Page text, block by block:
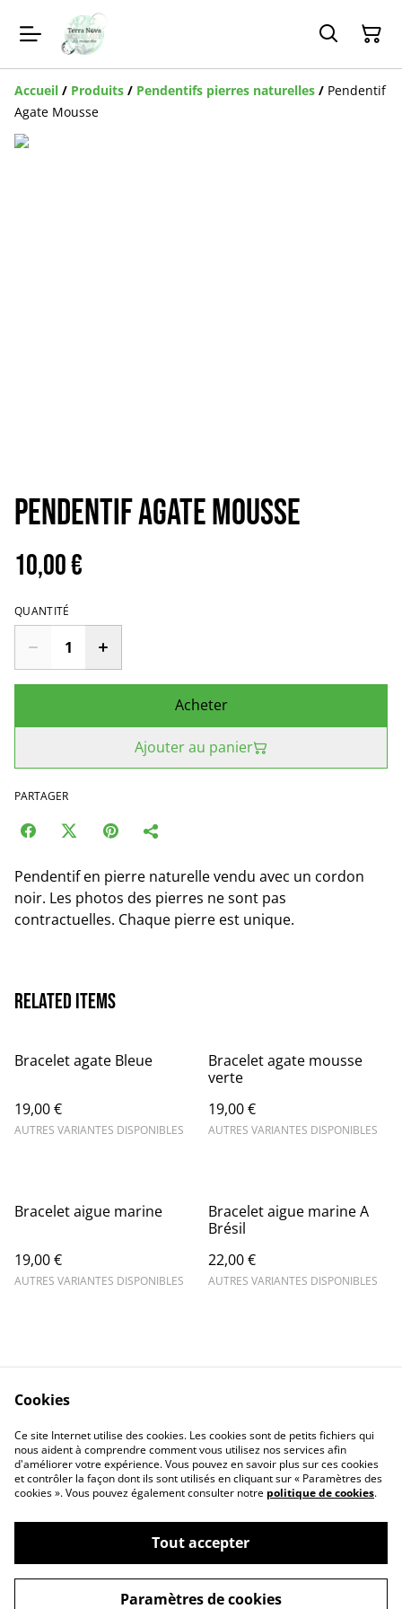
Accueil / Produits / Pendentifs pierres naturelles / Pendentif
Agate Mousse
Pendentif Agate Mousse
10,00 €
QUANTITÉ
Acheter
Ajouter au panier
PARTAGER
Pendentif en pierre naturelle vendu avec un cordon
noir. Les photos des pierres ne sont pas
contractuelles. Chaque pierre est unique.
Related items
Bracelet agate Bleue
19,00 €
AUTRES VARIANTES DISPONIBLES
Bracelet agate mousse
verte
19,00 €
AUTRES VARIANTES DISPONIBLES
Bracelet aigue marine
19,00 €
AUTRES VARIANTES DISPONIBLES
Bracelet aigue marine A
Brésil
22,00 €
AUTRES VARIANTES DISPONIBLES
Contact Us
Legal Terms
Privacy Policy
Cookie Policy
©2026Terra Nova Minéraux
Cookies
Ce site Internet utilise des cookies. Les cookies sont de petits fichiers qui
nous aident à comprendre comment vous utilisez nos services afin
d'améliorer votre expérience. Vous pouvez en savoir plus sur ces cookies
et contrôler la façon dont ils sont utilisés en cliquant sur « Paramètres des
cookies ». Vous pouvez également consulter notre politique de cookies.
Tout accepter
Paramètres de cookies